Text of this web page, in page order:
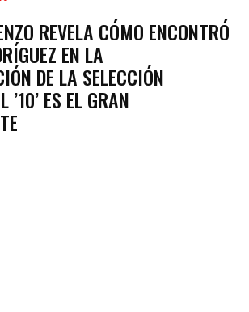
REVELA CÓMO ENCONTRÓ
EN LA
DE LA SELECCIÓN
’10’ ES EL GRAN